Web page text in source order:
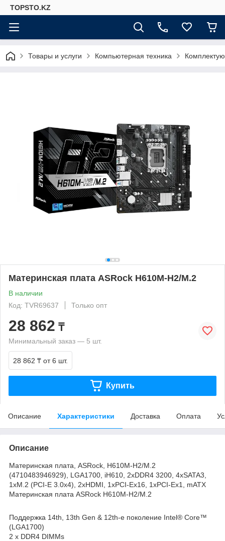
TOPSTO.KZ
Товары и услуги Компьютерная техника
Материнская плата ASRock H610M-H2/M.2
В наличии
Код: TVR69637
Только опт
28 862 ₸
Минимальный заказ — 5 шт.
28 862 ₸ от 6 шт.
Купить
Описание Характеристики Доставка Оплата
Описание
Материнская плата, ASRock, H610M-H2/M.2
(4710483946929), LGA1700, iH610, 2xDDR4 3200, 4xSATA3,
1xM.2 (PCI-E 3.0x4), 2xHDMI, 1xPCI-Ex16, 1xPCI-Ex1, mATX
Материнская плата ASRock H610M-H2/M.2
Поддержка 14th, 13th Gen & 12th-е поколение Intel® Core™
(LGA1700)
2 x DDR4 DIMMs